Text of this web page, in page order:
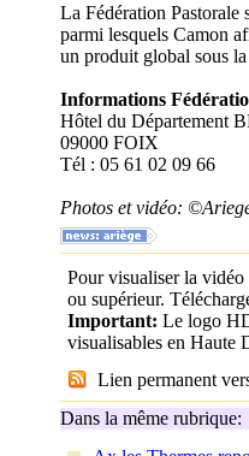
La Fédération Pastorale
parmi lesquels Camon
un produit global sous
Informations
Hôtel du Département
09000 FOIX
Tél : 05 61 02 09 66
Photos et vidéo:
Pour visualiser la vidéo
ou supérieur.
Important: Le logo
visualisables en Haute
Lien permanent
Dans la même rubrique: